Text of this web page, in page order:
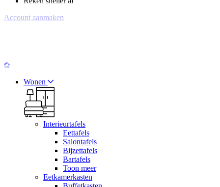
Account aanmaken
Wonen
Interieurtafels
Eettafels
Salontafels
Bijzettafels
Bartafels
Toon meer
Eetkamerkasten